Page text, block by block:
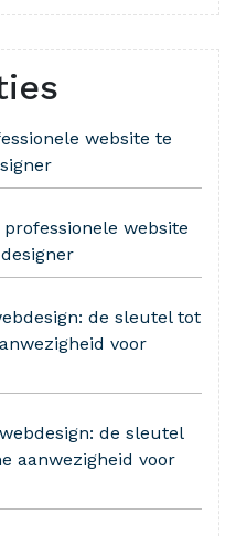
website te
professionele website
de sleutel tot
voor
de sleutel
aanwezigheid voor